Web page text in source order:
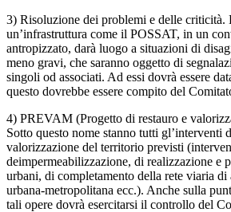
3) Risoluzione dei problemi e delle criticità.
un’infrastruttura come il POSSAT, in un
antropizzato, darà luogo a situazioni di
meno gravi, che saranno oggetto di
singoli od associati. Ad essi dovrà essere
questo dovrebbe essere compito del
4) PREVAM (Progetto di restauro e
Sotto questo nome stanno tutti gl’interventi
valorizzazione del territorio previsti
deimpermeabilizzazione, di realizzazione e
urbani, di completamento della rete viaria di
urbana-metropolitana ecc.). Anche sulla
tali opere dovrà esercitarsi il controllo del